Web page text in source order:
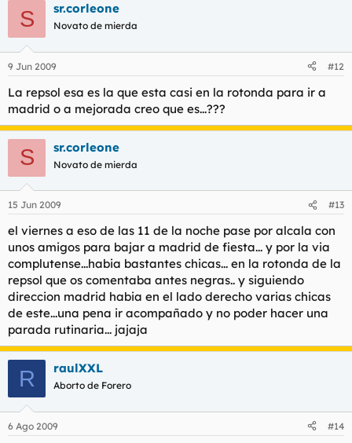
S sr.corleone
Novato de mierda
9 Jun 2009 #12
La repsol esa es la que esta casi en la rotonda para ir a
madrid o a mejorada creo que es...???
S sr.corleone
Novato de mierda
15 Jun 2009 #13
el viernes a eso de las 11 de la noche pase por alcala con
unos amigos para bajar a madrid de fiesta... y por la via
complutense...habia bastantes chicas... en la rotonda de la
repsol que os comentaba antes negras.. y siguiendo
direccion madrid habia en el lado derecho varias chicas
de este...una pena ir acompañado y no poder hacer una
parada rutinaria... jajaja
R raulXXL
Aborto de Forero
6 Ago 2009 #14